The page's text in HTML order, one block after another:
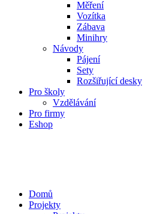
Měření
Vozítka
Zábava
Minihry
Návody
Pájení
Sety
Rozšiřující desky
Pro školy
Vzdělávání
Pro firmy
Eshop
Domů
Projekty